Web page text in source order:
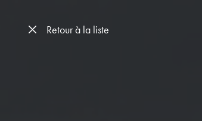
Retour à la liste